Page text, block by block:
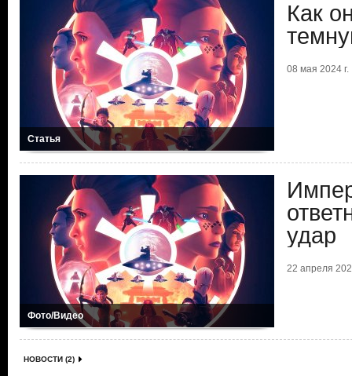
Статья
Как
08 мая 2024 г.
Фото/Видео
удар
22 апреля
НОВОСТИ (2)